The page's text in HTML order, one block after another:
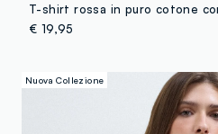
€ 19,95
Nuova Collezione